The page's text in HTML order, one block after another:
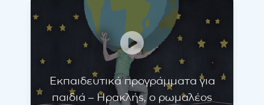
Εκπαιδευτικά προγράμματα για
παιδιά – Ηρακλής, ο ρωμαλέος